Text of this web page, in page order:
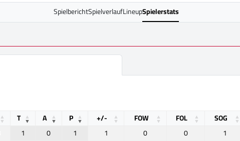
SpielberichtSpielverlaufLineupSpielerstats
T A P +/- FOW FOL SOG
1 0 1 1 0 0 1